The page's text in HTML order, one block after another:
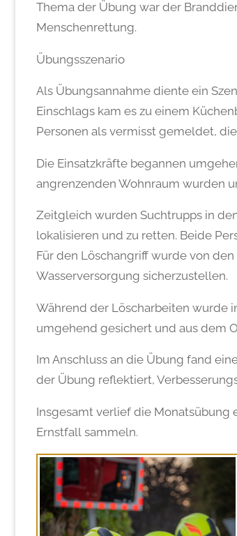
Thema der Übung war der
Menschenrettung.
Übungsszenario
Als Übungsannahme diente ein
Einschlags kam es zu einem
Personen als vermisst gemeldet,
Die Einsatzkräfte begannen
angrenzenden Wohnraum wurden
Zeitgleich wurden Suchtrupps in
lokalisieren und zu retten. Beide
Für den Löschangriff wurde von
Wasserversorgung sicherzustellen.
Während der Löscharbeiten wurde
umgehend gesichert und aus dem
Im Anschluss an die Übung fand
der Übung reflektiert,
Insgesamt verlief die
Ernstfall sammeln.